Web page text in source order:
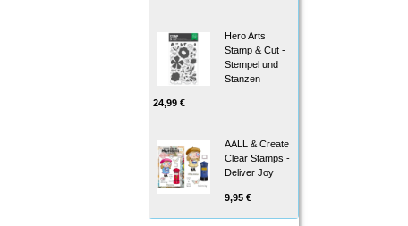
Hero Arts
Stamp & Cut -
Stempel und
Stanzen
24,99 €
AALL & Create
Clear Stamps -
Deliver Joy
9,95 €